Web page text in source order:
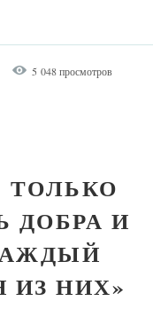
5 048 просмотров
ТОЛЬКО
ДОБРА И
ИЗ НИХ»